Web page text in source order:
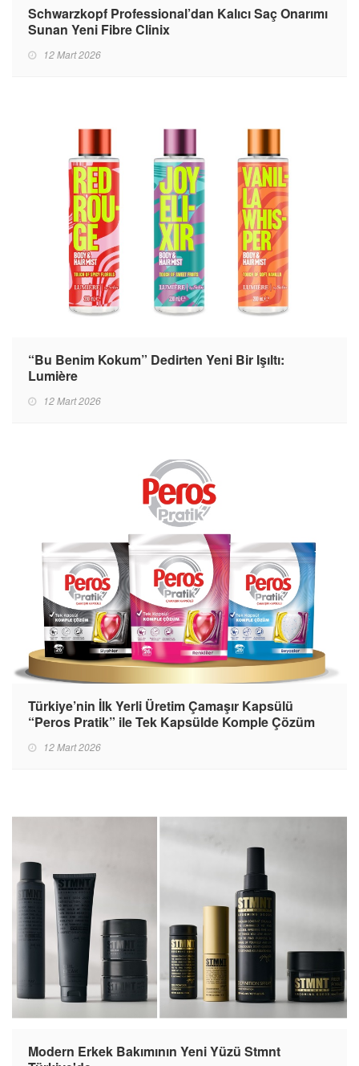
Schwarzkopf Professional’dan Kalıcı Saç Onarımı
Sunan Yeni Fibre Clinix
12 Mart 2026
“Bu Benim Kokum” Dedirten Yeni Bir Işıltı:
Lumière
12 Mart 2026
Türkiye’nin İlk Yerli Üretim Çamaşır Kapsülü
“Peros Pratik” ile Tek Kapsülde Komple Çözüm
12 Mart 2026
Modern Erkek Bakımının Yeni Yüzü Stmnt